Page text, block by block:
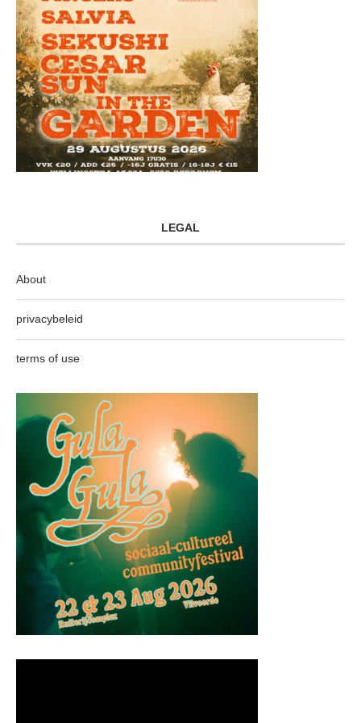
LEGAL
About
privacybeleid
terms of use